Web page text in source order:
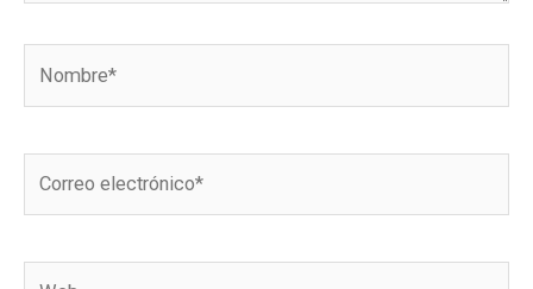
electrónico*